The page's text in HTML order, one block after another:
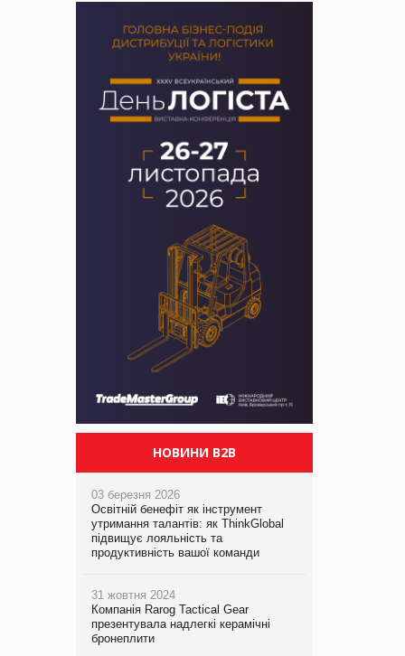
НОВИНИ B2B
03 березня 2026
Освітній бенефіт як інструмент
утримання талантів: як ThinkGlobal
підвищує лояльність та
продуктивність вашої команди
31 жовтня 2024
Компанія Rarog Tactical Gear
презентувала надлегкі керамічні
бронеплити